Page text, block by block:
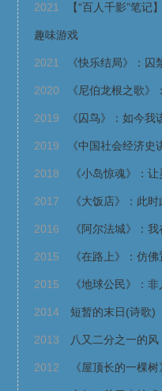
2021 【“百人千影”笔
趣味游戏
2021 《快乐结局》：囚
2020 《尼伯龙根之歌
2019 《囚鸟》：如今我
2019 《中国社会经济
2018 《小岛惊魂》：
2017 《大饭店》：此
2016 《阿尔法城》：
2015 《在路上》：仿
2015 《地球公民》：非
2014 短暂的末日(诗歌)
2013 八又二分之一的风
2012 《屋顶长的一棵